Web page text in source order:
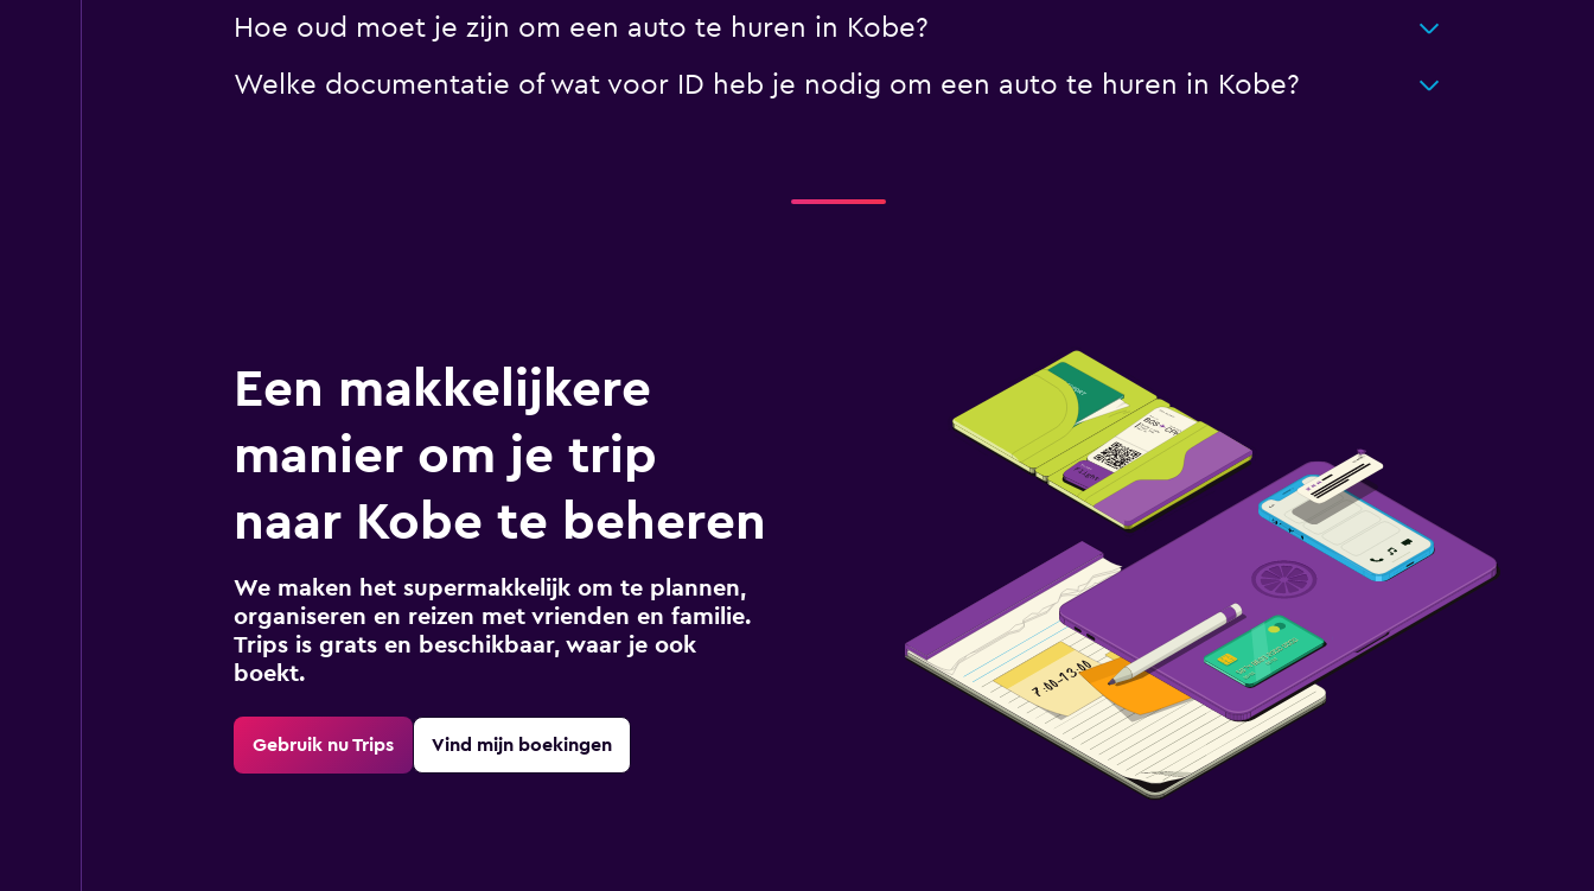
Hoe oud moet je zijn om een auto te huren in Kobe?
Welke documentatie of wat voor ID heb je nodig om een auto te huren in Kobe?
Een makkelijkere
manier om je trip
naar Kobe te beheren
We maken het supermakkelijk om te plannen,
organiseren en reizen met vrienden en familie.
Trips is grats en beschikbaar, waar je ook
boekt.
Gebruik nu Trips Vind mijn boekingen